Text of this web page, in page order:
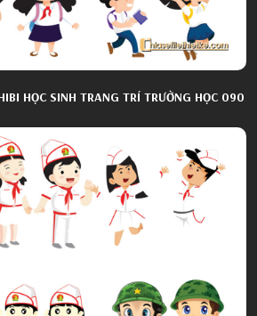
HỌC SINH TRANG TRÍ TRƯỜNG HỌC 090